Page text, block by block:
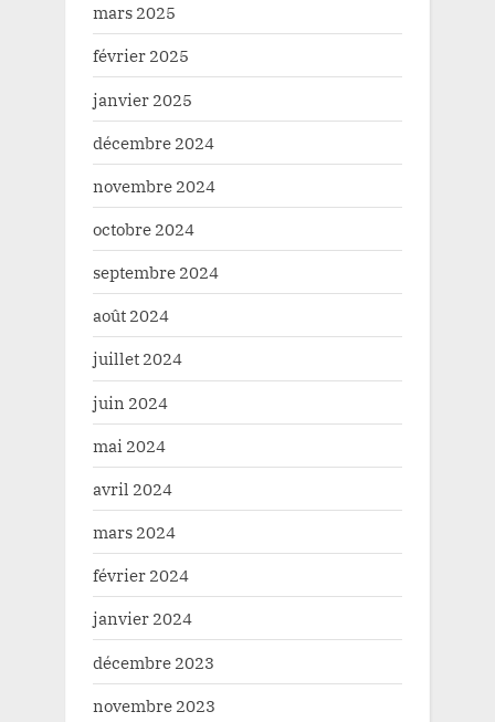
mars 2025
février 2025
janvier 2025
décembre 2024
novembre 2024
octobre 2024
septembre 2024
août 2024
juillet 2024
juin 2024
mai 2024
avril 2024
mars 2024
février 2024
janvier 2024
décembre 2023
novembre 2023